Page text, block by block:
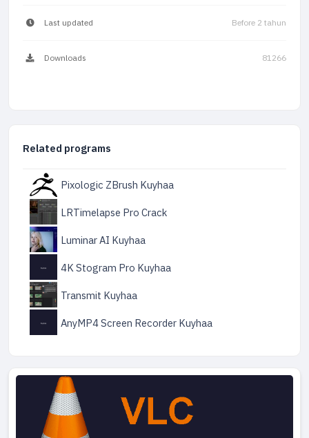
Last updated Before 2 tahun
Downloads 81266
Related programs
Pixologic ZBrush Kuyhaa
LRTimelapse Pro Crack
Luminar AI Kuyhaa
4K Stogram Pro Kuyhaa
Transmit Kuyhaa
AnyMP4 Screen Recorder Kuyhaa